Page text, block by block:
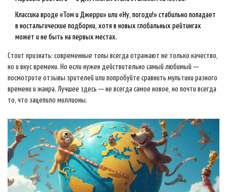
Классика вроде «Том и Джерри» или «Ну, погоди!» стабильно попадает
в ностальгические подборки, хотя в новых глобальных рейтингах
может и не быть на первых местах.
Стоит признать: современные топы всегда отражают не только качество,
но и вкус времени. Но если нужен действительно самый любимый —
посмотрите отзывы зрителей или попробуйте сравнить мультики разного
времени и жанра. Лучшее здесь — не всегда самое новое, но почти всегда
то, что зацепило миллионы.